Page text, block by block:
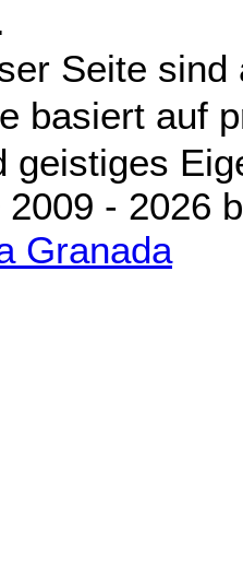
Seite
basiert auf
geistiges
- 2026
Granada